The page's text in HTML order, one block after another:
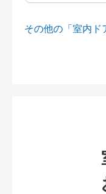
その他の「室内ド